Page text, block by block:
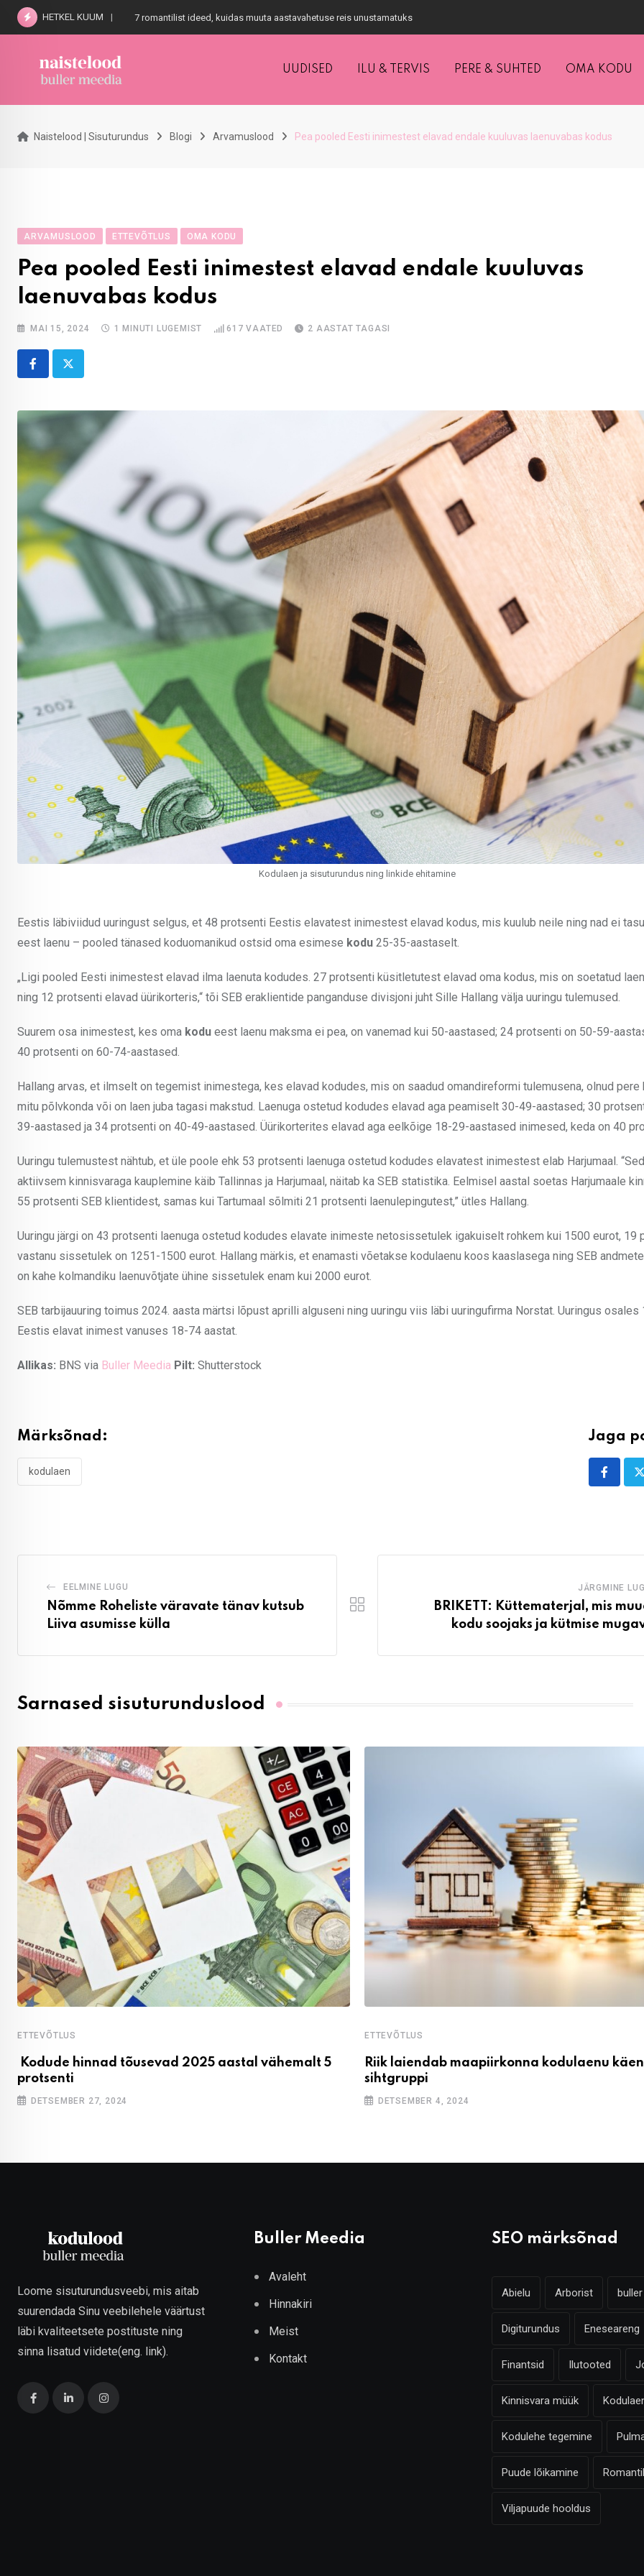
Skip
HETKEL KUUM 7 romantilist ideed, kuidas muuta aastavahetuse reis unustamatuks
UUDISED ILU & TERVIS PERE & SUHTED OMA KODU
Naistelood | Sisuturundus Blogi Arvamuslood Pea pooled Eesti inimestest elavad endale kuuluvas laenuvabas kodus
ARVAMUSLOOD ETTEVÕTLUS OMA KODU
Pea pooled Eesti inimestest elavad endale kuuluvas
laenuvabas kodus
MAI 15, 2024 1 MINUTI LUGEMIST 617 VAATED 2 AASTAT TAGASI
Kodulaen ja sisuturundus ning linkide ehitamine
Eestis läbiviidud uuringust selgus, et 48 protsenti Eestis elavatest inimestest elavad kodus, mis kuulub neile ning nad ei
eest laenu – pooled tänased koduomanikud ostsid oma esimese kodu 25-35-aastaselt.
„Ligi pooled Eesti inimestest elavad ilma laenuta kodudes. 27 protsenti küsitletutest elavad oma kodus, mis on soetatud
ning 12 protsenti elavad üürikorteris,“ tõi SEB eraklientide panganduse divisjoni juht Sille Hallang välja uuringu tulemused.
Suurem osa inimestest, kes oma kodu eest laenu maksma ei pea, on vanemad kui 50-aastased; 24 protsenti on 50-59-
40 protsenti on 60-74-aastased.
Hallang arvas, et ilmselt on tegemist inimestega, kes elavad kodudes, mis on saadud omandireformi tulemusena, olnud pere
mitu põlvkonda või on laen juba tagasi makstud. Laenuga ostetud kodudes elavad aga peamiselt 30-49-aastased; 30
39-aastased ja 34 protsenti on 40-49-aastased. Üürikorterites elavad aga eelkõige 18-29-aastased inimesed, keda on 40
Uuringu tulemustest nähtub, et üle poole ehk 53 protsenti laenuga ostetud kodudes elavatest inimestest elab Harjumaal.
aktiivsem kinnisvaraga kauplemine käib Tallinnas ja Harjumaal, näitab ka SEB statistika. Eelmisel aastal soetas Harjumaale
55 protsenti SEB klientidest, samas kui Tartumaal sõlmiti 21 protsenti laenulepingutest,” ütles Hallang.
Uuringu järgi on 43 protsenti laenuga ostetud kodudes elavate inimeste netosissetulek igakuiselt rohkem kui 1500 eurot, 19
vastanu sissetulek on 1251-1500 eurot. Hallang märkis, et enamasti võetakse kodulaenu koos kaaslasega ning SEB
on kahe kolmandiku laenuvõtjate ühine sissetulek enam kui 2000 eurot.
SEB tarbijauuring toimus 2024. aasta märtsi lõpust aprilli alguseni ning uuringu viis läbi uuringufirma Norstat. Uuringus osales
Eestis elavat inimest vanuses 18-74 aastat.
Allikas: BNS via Buller Meedia Pilt: Shutterstock
Märksõnad:
kodulaen
Jaga
EELMINE LUGU
Nõmme Roheliste väravate tänav kutsub
Liiva asumisse külla
JÄRGMINE
BRIKETT: Küttematerjal, mis
kodu soojaks ja kütmise
Sarnased sisuturunduslood
ETTEVÕTLUS
Kodude hinnad tõusevad 2025 aastal vähemalt 5
protsenti
DETSEMBER 27, 2024
ETTEVÕTLUS
Riik laiendab maapiirkonna kodulaenu
sihtgruppi
DETSEMBER 4, 2024
Loome sisuturundusveebi, mis aitab
suurendada Sinu veebilehele väärtust
läbi kvaliteetsete postituste ning
sinna lisatud viidete(eng. link).
Buller Meedia
Avaleht
Hinnakiri
Meist
Kontakt
SEO märksõnad
Abielu Arborist
Digiturundus Eneseareng
Finantsid Ilutooted
Kinnisvara müük
Kodulehe tegemine
Puude lõikamine
Viljapuude hooldus